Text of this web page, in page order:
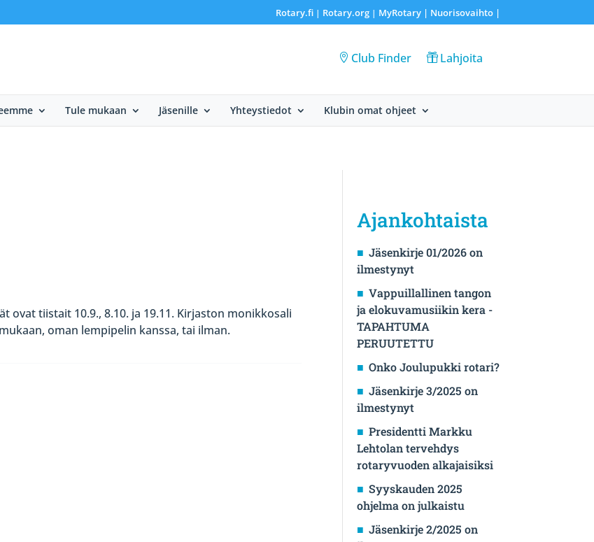
Rotary.fi| Rotary.org| MyRotary | Nuorisovaihto|
Club Finder Lahjoita
Tule mukaan Jäsenille Yhteystiedot Klubin omat ohjeet
ovat tiistait 10.9., 8.10. ja 19.11. Kirjaston monikkosali
oman lempipelin kanssa, tai ilman.
Ajankohtaista
Jäsenkirje 01/2026 on
ilmestynyt
Vappuillallinen tangon
ja elokuvamusiikin kera -
TAPAHTUMA
PERUUTETTU
Onko Joulupukki rotari?
Jäsenkirje 3/2025 on
ilmestynyt
Presidentti Markku
Lehtolan tervehdys
rotaryvuoden alkajaisiksi
Syyskauden 2025
ohjelma on julkaistu
Jäsenkirje 2/2025 on